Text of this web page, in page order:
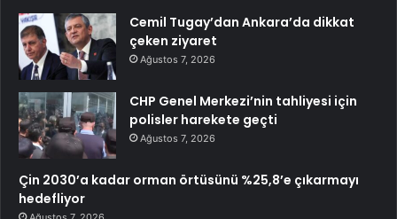
Cemil Tugay’dan Ankara’da dikkat
çeken ziyaret
Ağustos 7, 2026
CHP Genel Merkezi’nin tahliyesi için
polisler harekete geçti
Ağustos 7, 2026
Çin 2030’a kadar orman örtüsünü %25,8’e çıkarmayı
hedefliyor